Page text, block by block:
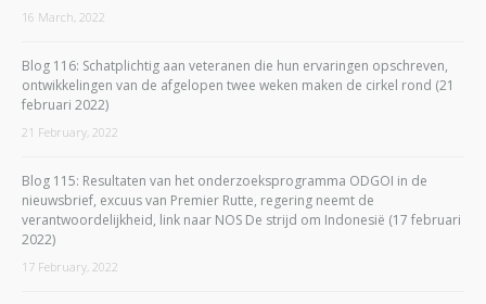
16 March, 2022
Blog 116: Schatplichtig aan veteranen die hun ervaringen opschreven,
ontwikkelingen van de afgelopen twee weken maken de cirkel rond (21
februari 2022)
21 February, 2022
Blog 115: Resultaten van het onderzoeksprogramma ODGOI in de
nieuwsbrief, excuus van Premier Rutte, regering neemt de
verantwoordelijkheid, link naar NOS De strijd om Indonesië (17 februari
2022)
17 February, 2022